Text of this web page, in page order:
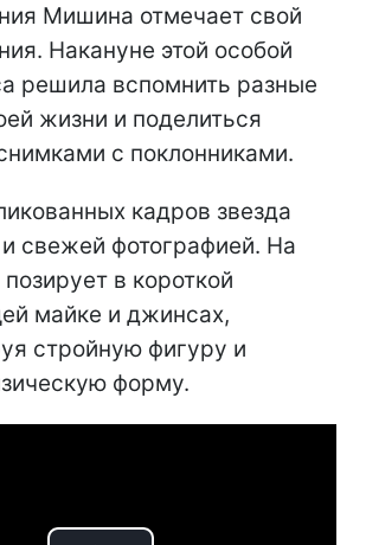
Мишина отмечает свой
Накануне этой особой
решила вспомнить разные
жизни и поделиться
с поклонниками.
кадров звезда
свежей фотографией. На
в короткой
майке и джинсах,
стройную фигуру и
форму.